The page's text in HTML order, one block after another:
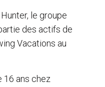
le groupe
des actifs de
Vacations au
16 ans chez